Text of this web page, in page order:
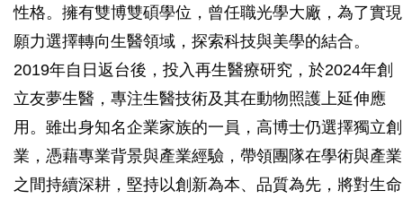
性格。擁有雙博雙碩學位，曾任職光學大廠，為了實現
願力選擇轉向生醫領域，探索科技與美學的結合。
2019年自日返台後，投入再生醫療研究，於2024年創
立友夢生醫，專注生醫技術及其在動物照護上延伸應
用。雖出身知名企業家族的一員，高博士仍選擇獨立創
業，憑藉專業背景與產業經驗，帶領團隊在學術與產業
之間持續深耕，堅持以創新為本、品質為先，將對生命